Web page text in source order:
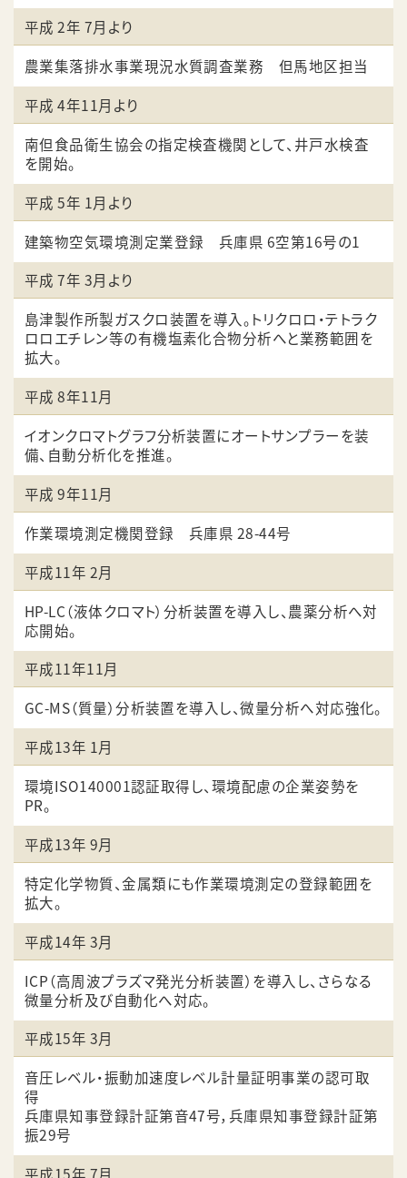
平成 2年 7月より
農業集落排水事業現況水質調査業務 但馬地区担当
平成 4年11月より
南但食品衛生協会の指定検査機関として、井戸水検査
を開始。
平成 5年 1月より
建築物空気環境測定業登録 兵庫県 6空第16号の1
平成 7年 3月より
島津製作所製ガスクロ装置を導入。トリクロロ・テトラク
ロロエチレン等の有機塩素化合物分析へと業務範囲を
拡大。
平成 8年11月
イオンクロマトグラフ分析装置にオートサンプラーを装
備、自動分析化を推進。
平成 9年11月
作業環境測定機関登録 兵庫県 28-44号
平成11年 2月
HP-LC（液体クロマト）分析装置を導入し、農薬分析へ対
応開始。
平成11年11月
GC-MS（質量）分析装置を導入し、微量分析へ対応強化。
平成13年 1月
環境ISO140001認証取得し、環境配慮の企業姿勢を
PR。
平成13年 9月
特定化学物質、金属類にも作業環境測定の登録範囲を
拡大。
平成14年 3月
ICP（高周波プラズマ発光分析装置）を導入し、さらなる
微量分析及び自動化へ対応。
平成15年 3月
音圧レベル・振動加速度レベル計量証明事業の認可取
得
兵庫県知事登録計証第音47号，兵庫県知事登録計証第
振29号